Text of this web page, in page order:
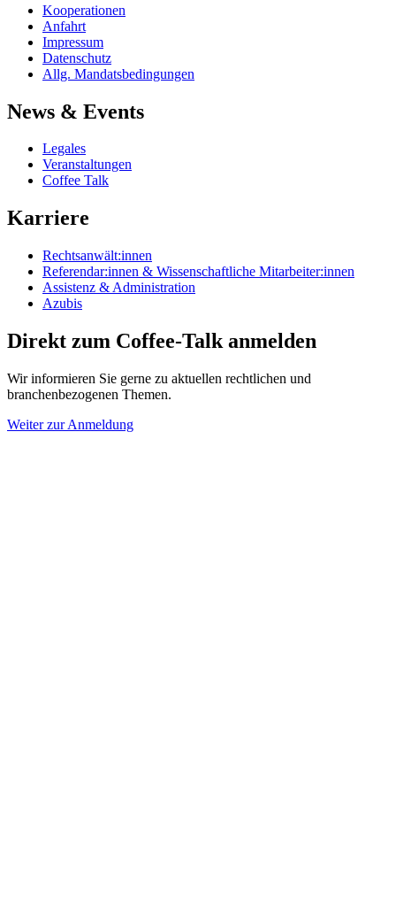
Kooperationen
Anfahrt
Impressum
Datenschutz
Allg. Mandatsbedingungen
News & Events
Legales
Veranstaltungen
Coffee Talk
Karriere
Rechtsanwält:innen
Referendar:innen & Wissenschaftliche Mitarbeiter:innen
Assistenz & Administration
Azubis
Direkt zum Coffee-Talk anmelden
Wir informieren Sie gerne zu aktuellen rechtlichen und
branchenbezogenen Themen.
Weiter zur Anmeldung